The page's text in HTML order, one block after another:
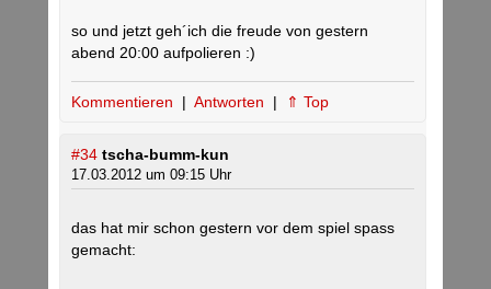
so und jetzt geh´ich die freude von gestern
abend 20:00 aufpolieren :)
Kommentieren | Antworten | ⇑ Top
#34 tscha-bumm-kun
17.03.2012 um 09:15 Uhr
das hat mir schon gestern vor dem spiel spass
gemacht: